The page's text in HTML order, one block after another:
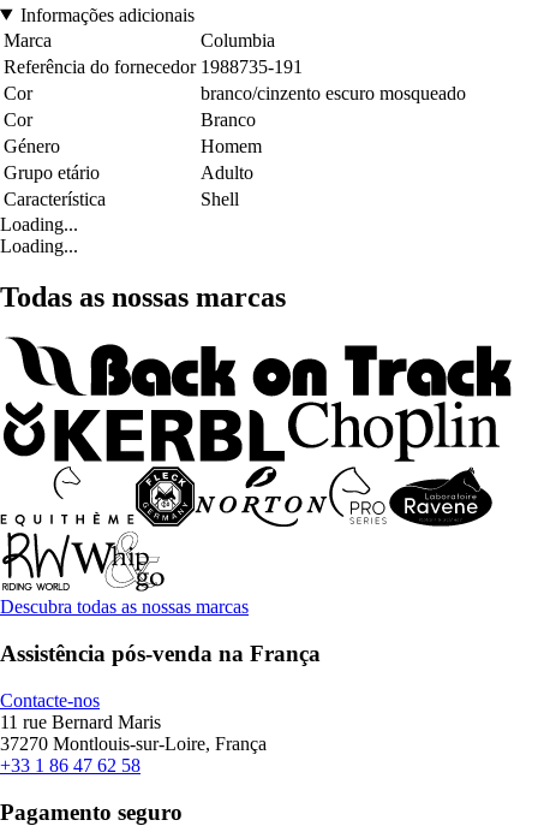
Informações adicionais
Marca
Columbia
Referência do fornecedor 1988735-191
Cor
branco/cinzento escuro mosqueado
Cor
Branco
Género
Homem
Grupo etário
Adulto
Característica
Shell
Loading...
Loading...
Todas as nossas marcas
Descubra todas as nossas marcas
Assistência pós-venda na França
Contacte-nos
11 rue Bernard Maris
37270 Montlouis-sur-Loire, França
+33 1 86 47 62 58
Pagamento seguro